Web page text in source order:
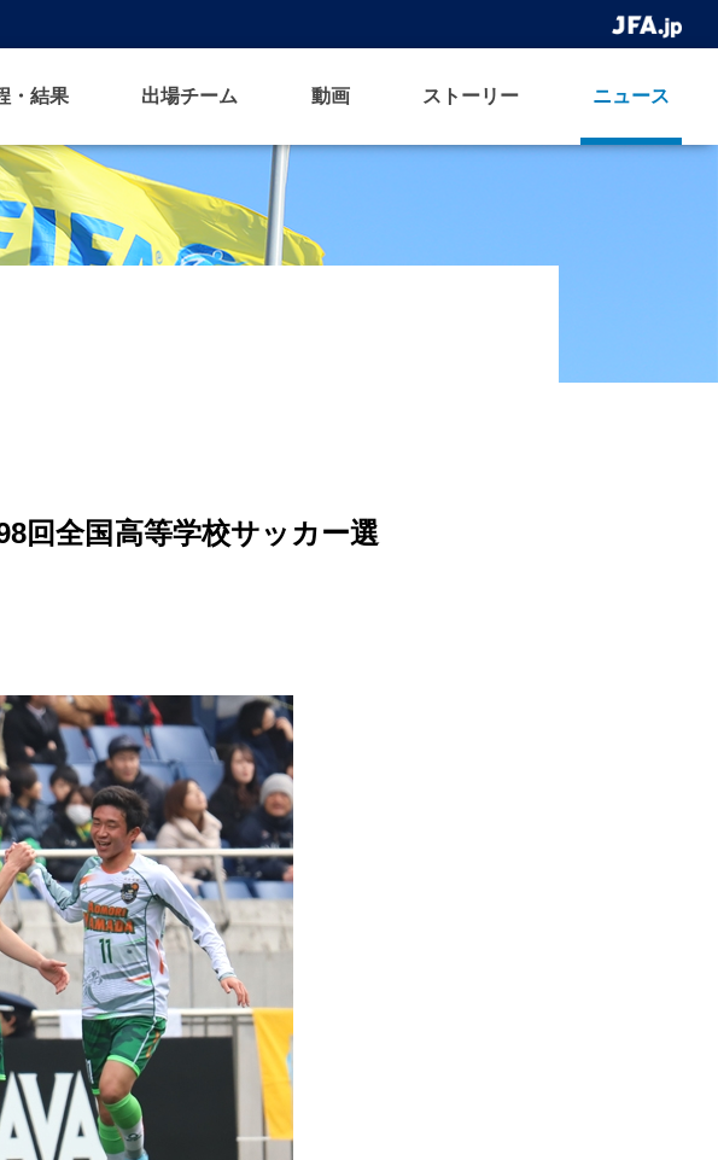
・結果 出場チーム 動画 ストーリー ニュース
回全国高等学校サッカー選